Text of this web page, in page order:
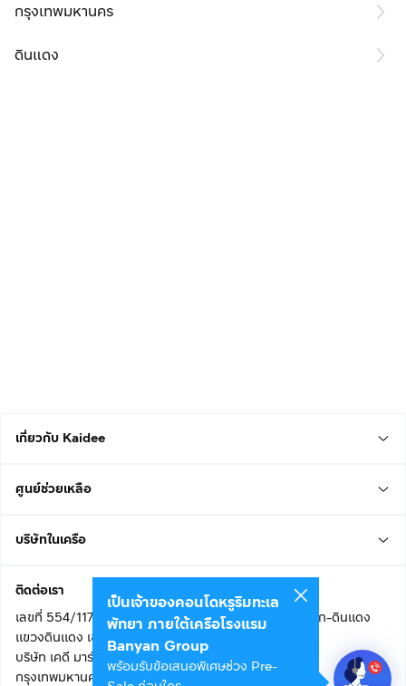
กรุงเทพมหานคร
ดินแดง
เกี่ยวกับ Kaidee
ศูนย์ช่วยเหลือ
บริษัทในเครือ
ติดต่อเรา
เลขที่ 554/117 อาคารสกายไนน์ เซ็นเตอร์ ชั้น 22 ถนนอโศก-ดินแดง
แขวงดินแดง เขตดินแดง
บริษัท เคดี มาร์เก็ตเพลส จำกัด (สำนักงานใหญ่)
กรุงเทพมหานคร 10400
เป็นเจ้าของคอนโดหรูริมทะเล
พัทยา ภายใต้เครือโรงแรม
Banyan Group
พร้อมรับข้อเสนอพิเศษช่วง Pre-